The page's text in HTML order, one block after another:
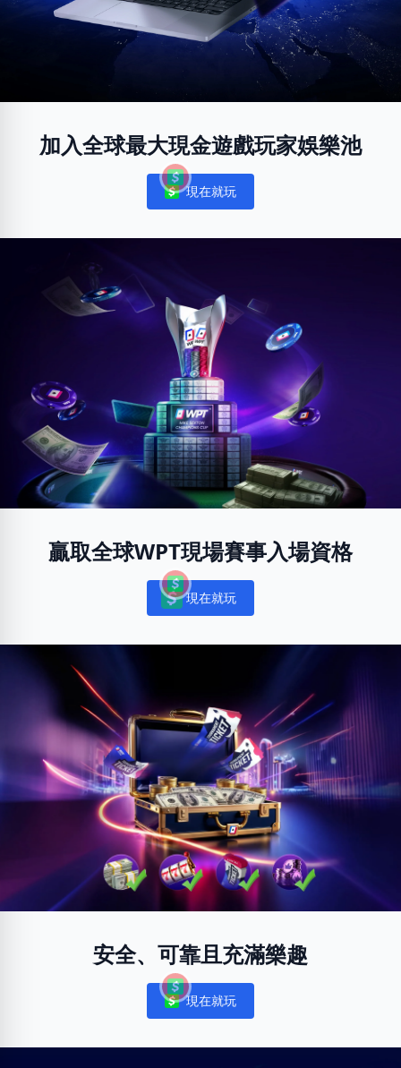
加入全球最大現金遊戲玩家娛樂池
Notifications
現在就玩
贏取全球WPT現場賽事入場資格
Notifications
現在就玩
安全、可靠且充滿樂趣
Notifications
現在就玩